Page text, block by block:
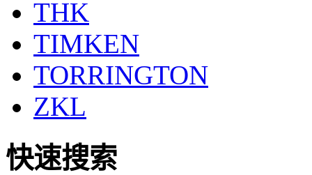
THK
TIMKEN
TORRINGTON
ZKL
快速搜索